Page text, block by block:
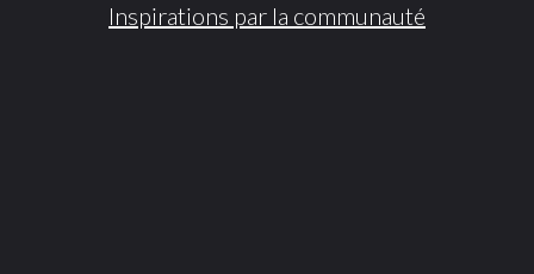
Inspirations par la communauté